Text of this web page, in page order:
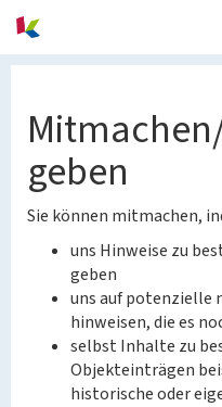
geben
Sie können mitmachen,
uns Hinweise zu
geben
uns auf potenzielle
hinweisen, die es
selbst Inhalte zu
Objekteinträgen
historische oder